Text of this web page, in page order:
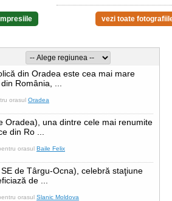
vezi toate
din Oradea este cea mai mare
România, ...
orasul Oradea
Oradea), una dintre cele mai renumite
din Ro ...
orasul Baile Felix
de Târgu-Ocna), celebră staţiune
de ...
orasul Slanic Moldova